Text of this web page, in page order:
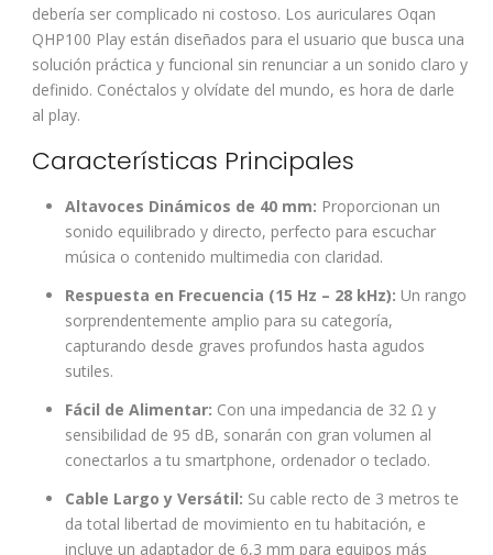
debería ser complicado ni costoso. Los auriculares Oqan
QHP100 Play están diseñados para el usuario que busca una
solución práctica y funcional sin renunciar a un sonido claro y
definido. Conéctalos y olvídate del mundo, es hora de darle
al play.
Características Principales
Altavoces Dinámicos de 40 mm: Proporcionan un
sonido equilibrado y directo, perfecto para escuchar
música o contenido multimedia con claridad.
Respuesta en Frecuencia (15 Hz – 28 kHz): Un rango
sorprendentemente amplio para su categoría,
capturando desde graves profundos hasta agudos
sutiles.
Fácil de Alimentar: Con una impedancia de 32 Ω y
sensibilidad de 95 dB, sonarán con gran volumen al
conectarlos a tu smartphone, ordenador o teclado.
Cable Largo y Versátil: Su cable recto de 3 metros te
da total libertad de movimiento en tu habitación, e
incluye un adaptador de 6,3 mm para equipos más